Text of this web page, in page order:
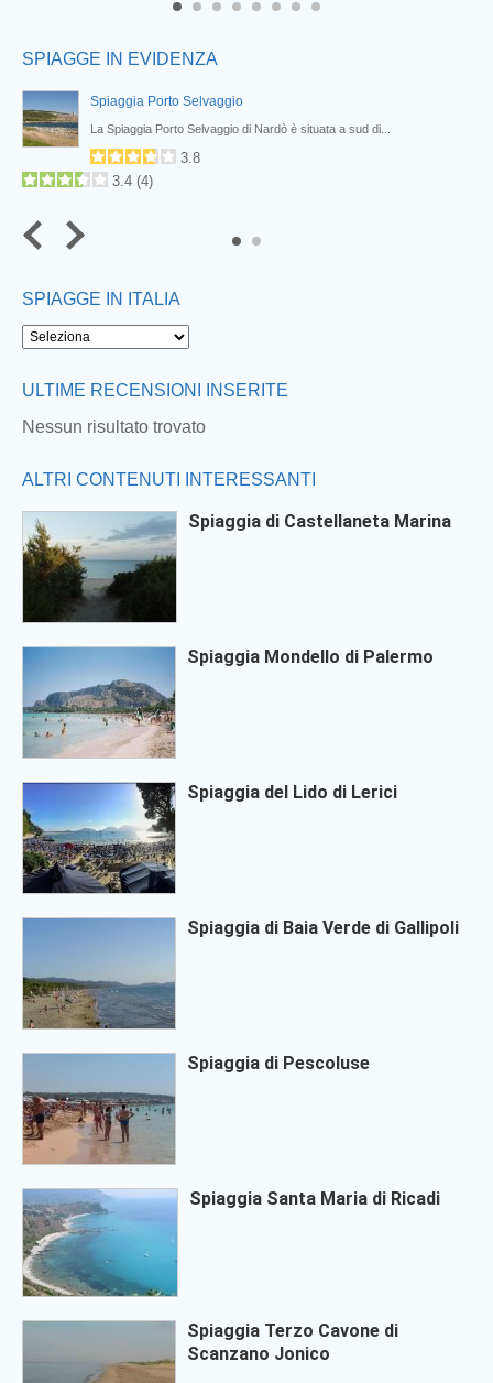
SPIAGGE IN EVIDENZA
Spiaggia Porto Selvaggio
La Spiaggia Porto Selvaggio di Nardò è situata a sud di...
3.8
3.4 (4)
SPIAGGE IN ITALIA
ULTIME RECENSIONI INSERITE
Nessun risultato trovato
ALTRI CONTENUTI INTERESSANTI
Spiaggia di Castellaneta Marina
Spiaggia Mondello di Palermo
Spiaggia del Lido di Lerici
Spiaggia di Baia Verde di Gallipoli
Spiaggia di Pescoluse
Spiaggia Santa Maria di Ricadi
Spiaggia Terzo Cavone di
Scanzano Jonico